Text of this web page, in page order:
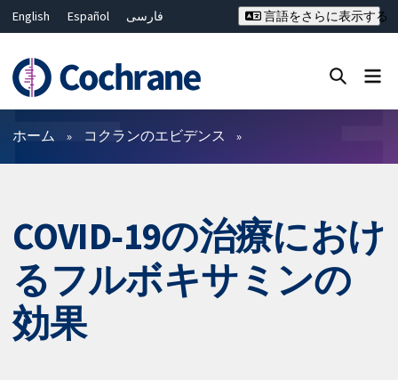
English Español
فارسی
Deutsch
Bahasa Malaysia
ไทย
繁體中文
简体中文
言語をさらに表示する
フィルター
ホーム コクランのエビデンス
COVID‐19の治療におけ
るフルボキサミンの
効果